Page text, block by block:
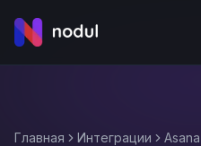
Главная Интеграции Asana